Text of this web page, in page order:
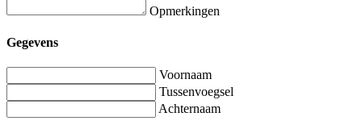
Opmerkingen
Gegevens
Voornaam
Tussenvoegsel
Achternaam